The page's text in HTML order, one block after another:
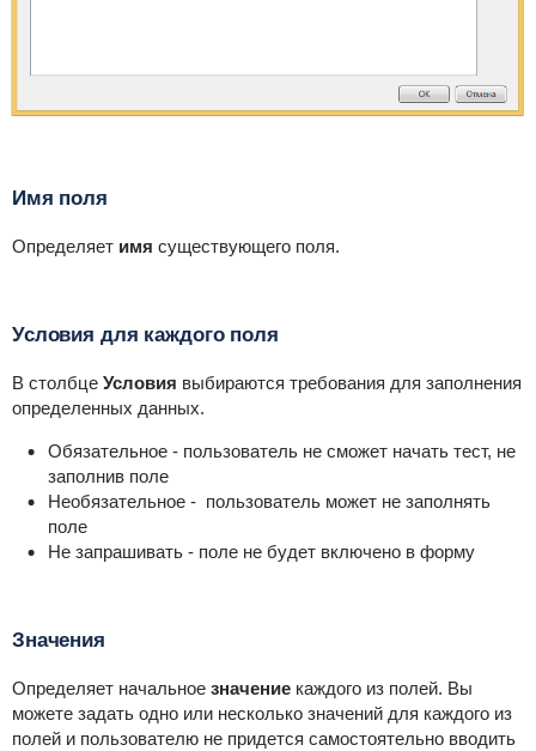
Имя поля
Определяет имя существующего поля.
Условия для каждого поля
В столбце Условия выбираются требования для заполнения
определенных данных.
Обязательное - пользователь не сможет начать тест, не
заполнив поле
Необязательное - пользователь может не заполнять
поле
Не запрашивать - поле не будет включено в форму
Значения
Определяет начальное значениекаждого из полей. Вы
можете задать одно или несколько значений для каждого из
полей и пользователю не придется самостоятельно вводить